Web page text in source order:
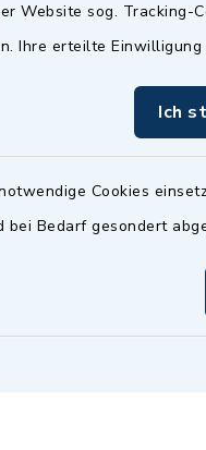
Website sog.
Ihre erteilte
Ich
Cookies
bei Bedarf gesondert
Dienstag zusätzlich:
16.30 bis 18.00 Uhr -
nur mit Termin
(abweichende